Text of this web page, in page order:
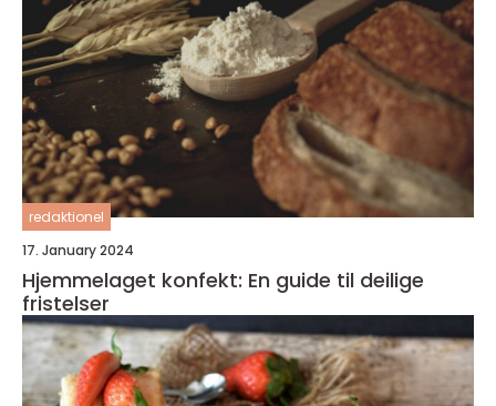
redaktionel
17. January 2024
Hjemmelaget konfekt: En guide til deilige
fristelser